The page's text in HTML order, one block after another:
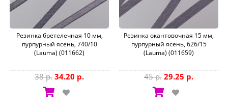
Резинка бретелечная 10 мм,
пурпурный ясень, 740/10
(Lauma) (011662)
38 р. 34.20 р.
Резинка окантовочная 15 мм,
пурпурный ясень, 626/15
(Lauma) (011659)
45 р. 29.25 р.